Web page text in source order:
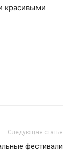
красивыми
Следующая статья
фестивали